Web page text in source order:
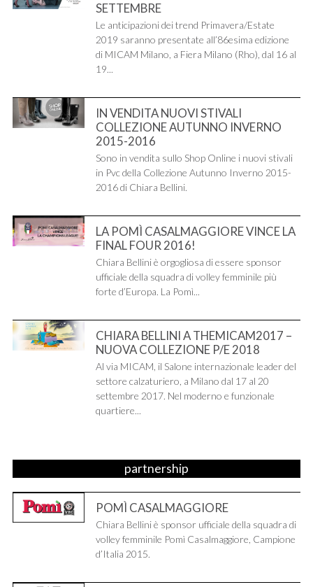
SETTEMBRE
Le anticipazioni dei trend Primavera/Estate
2019 saranno presentate all’86esima edizione
di MICAM Milano, a Fiera Milano (Rho), dal 16 al
19...
IN VENDITA NUOVI STIVALI
COLLEZIONE AUTUNNO INVERNO
2015-2016
Sono in vendita sullo Shop Online i nuovi stivali
in Pvc della Collezione Autunno Inverno 2015-
2016 di Chiara Bellini.
LA POMÌ CASALMAGGIORE VINCE LA
FINAL FOUR 2016!
Chiara Bellini è orgogliosa di essere sponsor
ufficiale della squadra di volley femminile più
forte d’Europa. La Pomì...
CHIARA BELLINI A THEMICAM2017 –
NUOVA COLLEZIONE P/E 2018
Al via MICAM, il Salone internazionale leader del
settore calzaturiero, a Milano dal 17 al 20
settembre 2017. Nel moderno e funzionale
quartiere...
partnership
POMÌ CASALMAGGIORE
Chiara Bellini è sponsor ufficiale della squadra di
volley femminile Pomì Casalmaggiore, Campione
d’Italia 2015.